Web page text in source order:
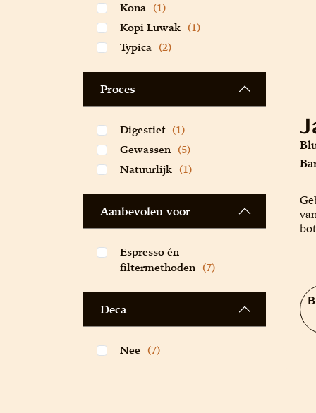
Kona (1)
Kopi Luwak (1)
Typica (2)
Proces
Digestief (1)
Gewassen (5)
Natuurlijk (1)
Aanbevolen voor
Espresso én
filtermethoden (7)
Deca
Nee (7)